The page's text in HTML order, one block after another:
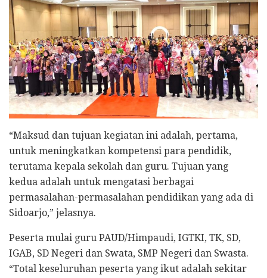
“Maksud dan tujuan kegiatan ini adalah, pertama,
untuk meningkatkan kompetensi para pendidik,
terutama kepala sekolah dan guru. Tujuan yang
kedua adalah untuk mengatasi berbagai
permasalahan-permasalahan pendidikan yang ada di
Sidoarjo,” jelasnya.
Peserta mulai guru PAUD/Himpaudi, IGTKI, TK, SD,
IGAB, SD Negeri dan Swata, SMP Negeri dan Swasta.
“Total keseluruhan peserta yang ikut adalah sekitar